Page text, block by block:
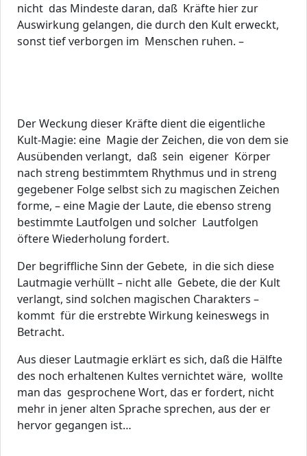
nicht das Mindeste daran, daß Kräfte hier zur
Auswirkung gelangen, die durch den Kult erweckt,
sonst tief verborgen im Menschen ruhen. –
Der Weckung dieser Kräfte dient die eigentliche
Kult-Magie: eine Magie der Zeichen, die von dem sie
Ausübenden verlangt, daß sein eigener Körper
nach streng bestimmtem Rhythmus und in streng
gegebener Folge selbst sich zu magischen Zeichen
forme, – eine Magie der Laute, die ebenso streng
bestimmte Lautfolgen und solcher Lautfolgen
öftere Wiederholung fordert.
Der begriffliche Sinn der Gebete, in die sich diese
Lautmagie verhüllt – nicht alle Gebete, die der Kult
verlangt, sind solchen magischen Charakters –
kommt für die erstrebte Wirkung keineswegs in
Betracht.
Aus dieser Lautmagie erklärt es sich, daß die Hälfte
des noch erhaltenen Kultes vernichtet wäre, wollte
man das gesprochene Wort, das er fordert, nicht
mehr in jener alten Sprache sprechen, aus der er
hervor gegangen ist…